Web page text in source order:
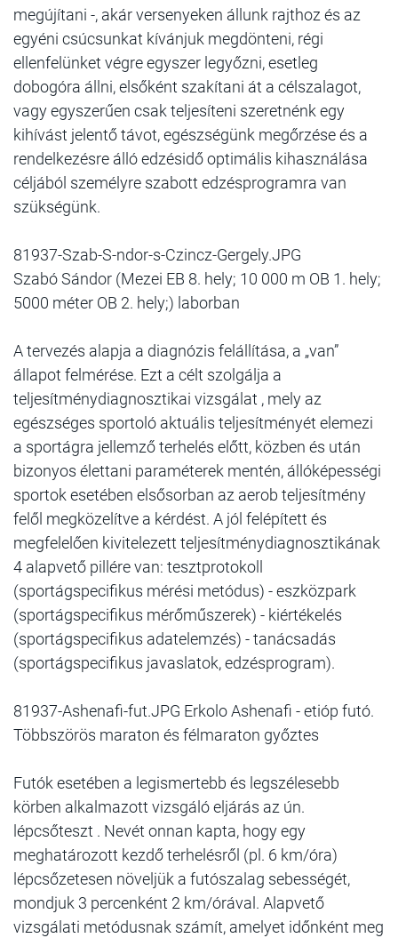
megújítani -, akár versenyeken állunk rajthoz és az
egyéni csúcsunkat kívánjuk megdönteni, régi
ellenfelünket végre egyszer legyőzni, esetleg
dobogóra állni, elsőként szakítani át a célszalagot,
vagy egyszerűen csak teljesíteni szeretnénk egy
kihívást jelentő távot, egészségünk megőrzése és a
rendelkezésre álló edzésidő optimális kihasználása
céljából személyre szabott edzésprogramra van
szükségünk.
81937-Szab-S-ndor-s-Czincz-Gergely.JPG
Szabó Sándor (Mezei EB 8. hely; 10 000 m OB 1. hely;
5000 méter OB 2. hely;) laborban
A tervezés alapja a diagnózis felállítása, a „van”
állapot felmérése. Ezt a célt szolgálja a
teljesítménydiagnosztikai vizsgálat , mely az
egészséges sportoló aktuális teljesítményét elemezi
a sportágra jellemző terhelés előtt, közben és után
bizonyos élettani paraméterek mentén, állóképességi
sportok esetében elsősorban az aerob teljesítmény
felől megközelítve a kérdést. A jól felépített és
megfelelően kivitelezett teljesítménydiagnosztikának
4 alapvető pillére van: tesztprotokoll
(sportágspecifikus mérési metódus) - eszközpark
(sportágspecifikus mérőműszerek) - kiértékelés
(sportágspecifikus adatelemzés) - tanácsadás
(sportágspecifikus javaslatok, edzésprogram).
81937-Ashenafi-fut.JPG Erkolo Ashenafi - etióp futó.
Többszörös maraton és félmaraton győztes
Futók esetében a legismertebb és legszélesebb
körben alkalmazott vizsgáló eljárás az ún.
lépcsőteszt . Nevét onnan kapta, hogy egy
meghatározott kezdő terhelésről (pl. 6 km/óra)
lépcsőzetesen növeljük a futószalag sebességét,
mondjuk 3 percenként 2 km/órával. Alapvető
vizsgálati metódusnak számít, amelyet időnként meg